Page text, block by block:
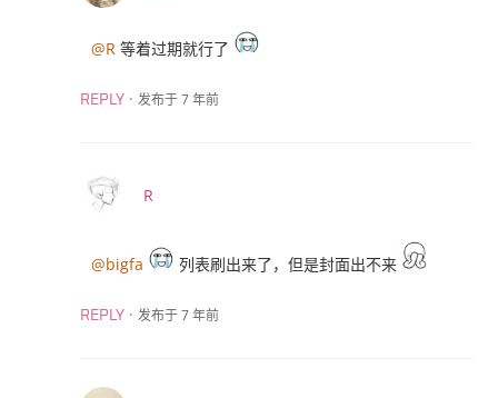
@R 等着过期就行了
REPLY ·发布于 7 年前
R
@bigfa 列表刷出来了，但是封面出不来
REPLY ·发布于 7 年前